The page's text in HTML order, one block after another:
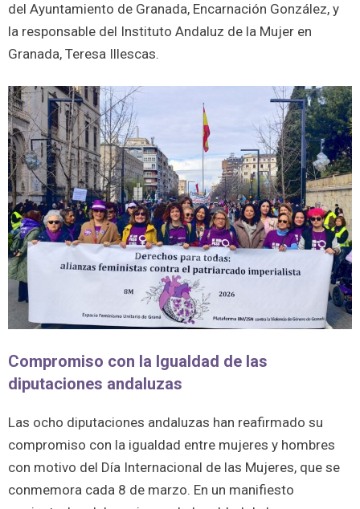
del Ayuntamiento de Granada, Encarnación González, y
la responsable del Instituto Andaluz de la Mujer en
Granada, Teresa Illescas.
Compromiso con la Igualdad de las
diputaciones andaluzas
Las ocho diputaciones andaluzas han reafirmado su
compromiso con la igualdad entre mujeres y hombres
con motivo del Día Internacional de las Mujeres, que se
conmemora cada 8 de marzo. En un manifiesto